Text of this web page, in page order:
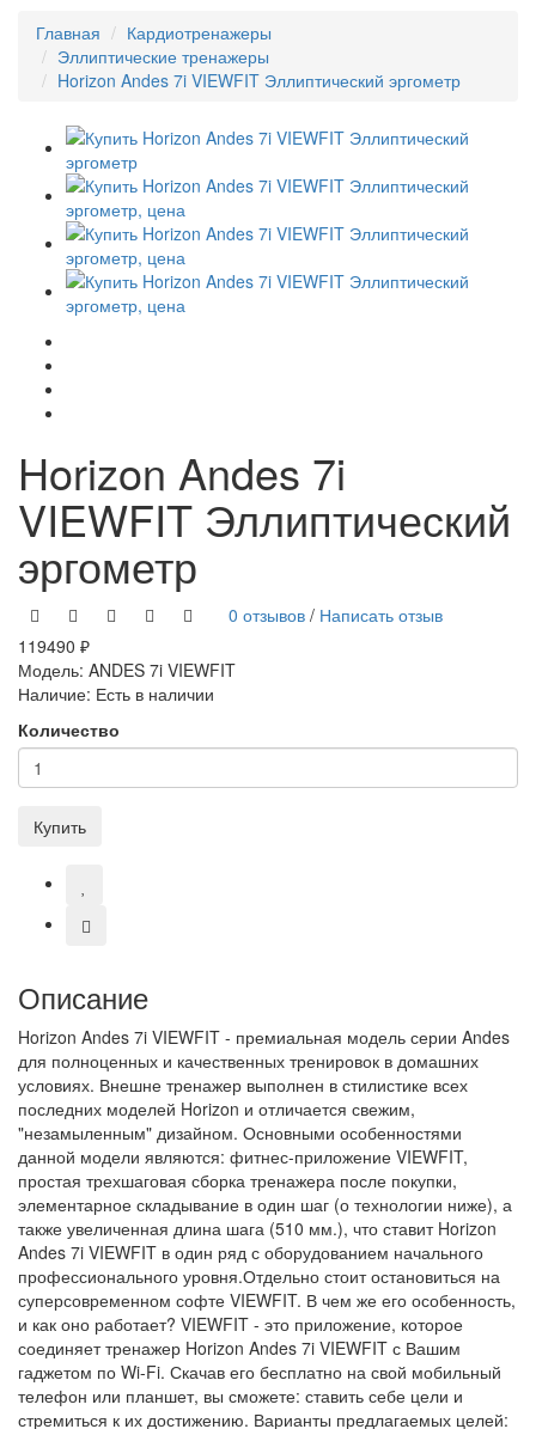
Главная
Кардиотренажеры
Эллиптические тренажеры
Horizon Andes 7i VIEWFIT Эллиптический эргометр
Horizon Andes 7i
VIEWFIT Эллиптический
эргометр
0 отзывов / Написать отзыв
119490 ₽
Модель: ANDES 7i VIEWFIT
Наличие: Есть в наличии
Количество
Купить
Описание
Horizon Andes 7i VIEWFIT - премиальная модель серии Andes
для полноценных и качественных тренировок в домашних
условиях. Внешне тренажер выполнен в стилистике всех
последних моделей Horizon и отличается свежим,
"незамыленным" дизайном. Основными особенностями
данной модели являются: фитнес-приложение VIEWFIT,
простая трехшаговая сборка тренажера после покупки,
элементарное складывание в один шаг (о технологии ниже), а
также увеличенная длина шага (510 мм.), что ставит Horizon
Andes 7i VIEWFIT в один ряд с оборудованием начального
профессионального уровня.Отдельно стоит остановиться на
суперсовременном софте VIEWFIT. В чем же его особенность,
и как оно работает? VIEWFIT - это приложение, которое
соединяет тренажер Horizon Andes 7i VIEWFIT с Вашим
гаджетом по Wi-Fi. Скачав его бесплатно на свой мобильный
телефон или планшет, вы сможете: ставить себе цели и
стремиться к их достижению. Варианты предлагаемых целей: